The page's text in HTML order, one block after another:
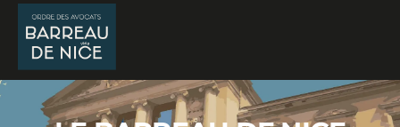
Panneau de gestion des cookies